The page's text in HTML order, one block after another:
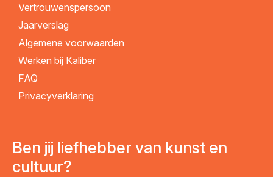
Vertrouwenspersoon
Jaarverslag
Algemene voorwaarden
Werken bij Kaliber
FAQ
Privacyverklaring
Ben jij liefhebber van kunst en
cultuur?